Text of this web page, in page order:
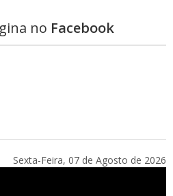
no Facebook
Sexta-Feira, 07 de Agosto de 2026